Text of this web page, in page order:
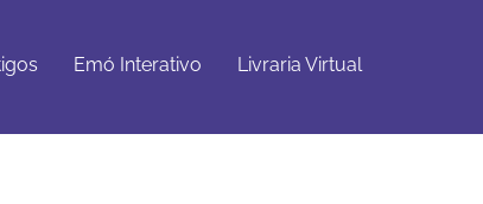
Virtual
Emó Interativo Livraria Virtual